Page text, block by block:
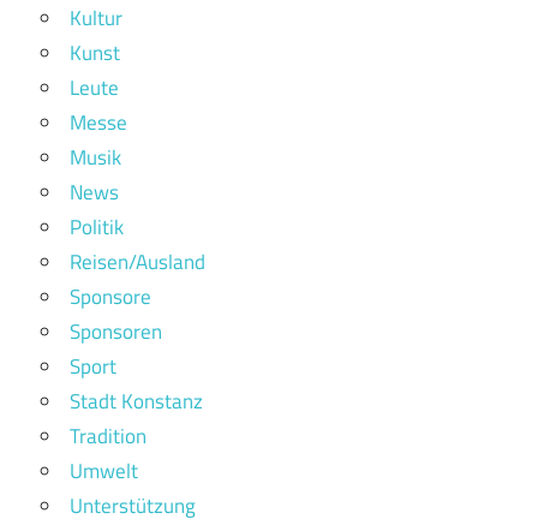
Kultur
Kunst
Leute
Messe
Musik
News
Politik
Reisen/Ausland
Sponsore
Sponsoren
Sport
Stadt Konstanz
Tradition
Umwelt
Unterstützung